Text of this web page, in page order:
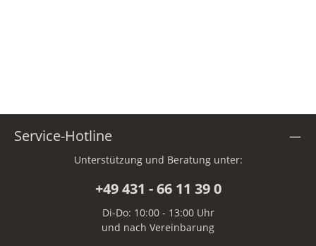
Service-Hotline
Unterstützung und Beratung unter:
+49 431 - 66 11 39 0
Di-Do: 10:00 - 13:00 Uhr
und nach Vereinbarung